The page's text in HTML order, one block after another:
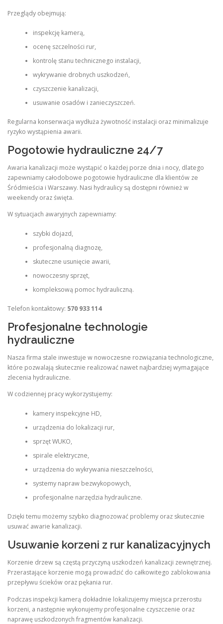
Przeglądy obejmują:
inspekcję kamerą,
ocenę szczelności rur,
kontrolę stanu technicznego instalacji,
wykrywanie drobnych uszkodzeń,
czyszczenie kanalizacji,
usuwanie osadów i zanieczyszczeń.
Regularna konserwacja wydłuża żywotność instalacji oraz minimalizuje
ryzyko wystąpienia awarii.
Pogotowie hydrauliczne 24/7
Awaria kanalizacji może wystąpić o każdej porze dnia i nocy, dlatego
zapewniamy całodobowe pogotowie hydrauliczne dla klientów ze
Śródmieścia i Warszawy. Nasi hydraulicy są dostępni również w
weekendy oraz święta.
W sytuacjach awaryjnych zapewniamy:
szybki dojazd,
profesjonalną diagnozę,
skuteczne usunięcie awarii,
nowoczesny sprzęt,
kompleksową pomoc hydrauliczną.
Telefon kontaktowy: 570 933 114
Profesjonalne technologie
hydrauliczne
Nasza firma stale inwestuje w nowoczesne rozwiązania technologiczne,
które pozwalają skutecznie realizować nawet najbardziej wymagające
zlecenia hydrauliczne.
W codziennej pracy wykorzystujemy:
kamery inspekcyjne HD,
urządzenia do lokalizacji rur,
sprzęt WUKO,
spirale elektryczne,
urządzenia do wykrywania nieszczelności,
systemy napraw bezwykopowych,
profesjonalne narzędzia hydrauliczne.
Dzięki temu możemy szybko diagnozować problemy oraz skutecznie
usuwać awarie kanalizacji.
Usuwanie korzeni z rur kanalizacyjnych
Korzenie drzew są częstą przyczyną uszkodzeń kanalizacji zewnętrznej.
Przerastające korzenie mogą prowadzić do całkowitego zablokowania
przepływu ścieków oraz pękania rur.
Podczas inspekcji kamerą dokładnie lokalizujemy miejsca przerostu
korzeni, a następnie wykonujemy profesjonalne czyszczenie oraz
naprawę uszkodzonych fragmentów kanalizacji.